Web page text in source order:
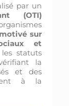
par un
(OTI)
sur
et
statuts
la
et des
à la